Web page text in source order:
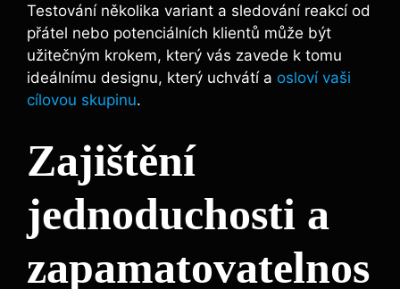
Testování několika variant a sledování reakcí od
přátel nebo potenciálních klientů může být
užitečným krokem, který vás zavede k tomu
ideálnímu designu, který uchvátí a osloví vaši
cílovou skupinu.
Zajištění
jednoduchosti a
zapamatovatelnos